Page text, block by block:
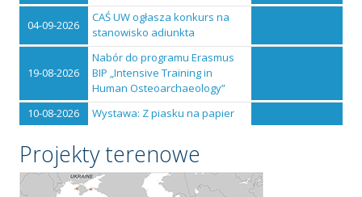
04-09-2026
CAŚ UW ogłasza konkurs na
stanowisko adiunkta
19-08-2026
Nabór do programu Erasmus
BIP „Intensive Training in
Human Osteoarchaeology”
10-08-2026
Wystawa: Z piasku na papier
Projekty terenowe